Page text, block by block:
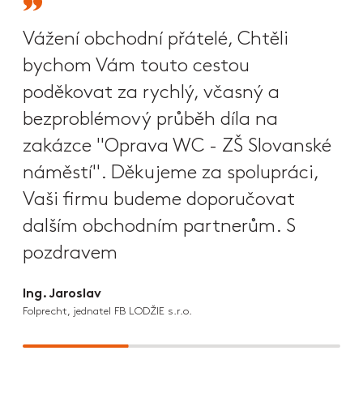
Vážení obchodní přátelé, Chtěli
bychom Vám touto cestou
poděkovat za rychlý, včasný a
bezproblémový průběh díla na
zakázce "Oprava WC - ZŠ Slovanské
náměstí". Děkujeme za spolupráci,
Vaši firmu budeme doporučovat
dalším obchodním partnerům. S
pozdravem
Ing. Jaroslav
Folprecht, jednatel FB LODŽIE s.r.o.